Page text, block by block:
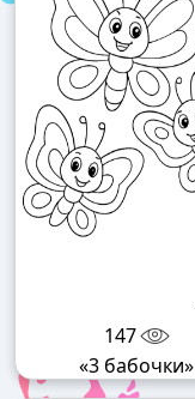
147
«3 бабочки»